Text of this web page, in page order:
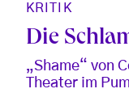
KRITIK
Die
„Shame“ von
Theater im